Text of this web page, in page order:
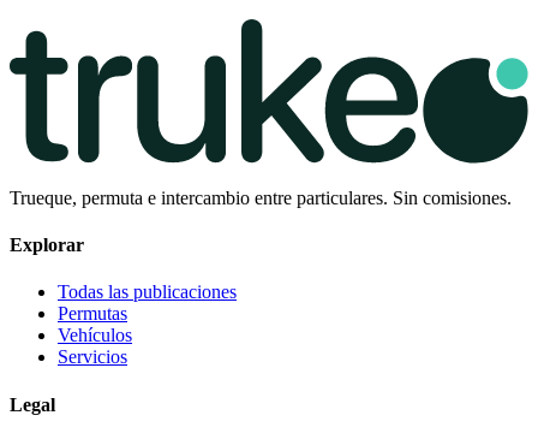
Trueque, permuta e intercambio entre particulares. Sin comisiones.
Explorar
Todas las publicaciones
Permutas
Vehículos
Servicios
Legal